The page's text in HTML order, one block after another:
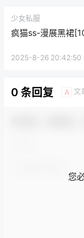
少女私服
疯猫ss-漫展黑裙
2025-8-26 20:42:50
0 条回复 A 文
您